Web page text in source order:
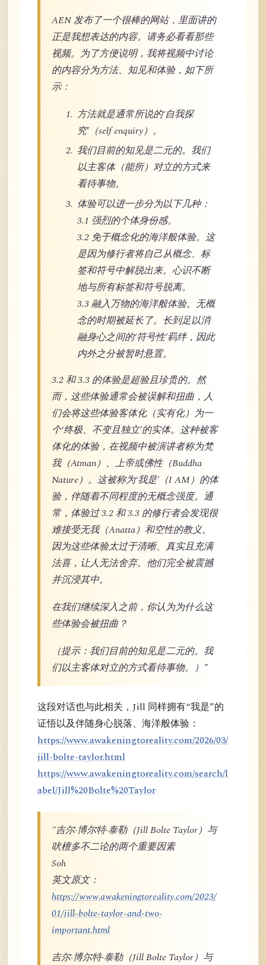
AEN 发布了一个很棒的网站，里面讲的
正是我想表达的内容。请务必看看那些
视频。为了方便说明，我将视频中讨论
的内容分为方法、知见和体验，如下所
示：
方法就是通常所说的‘自我探
究’（self enquiry）。
我们目前的知见是二元的。我们
以主客体（能所）对立的方式来
看待事物。
体验可以进一步分为以下几种：
3.1 强烈的个体身份感。
3.2 免于概念化的海洋般体验。这
是因为修行者将自己从概念、标
签和符号中解脱出来。心识不断
地与所有标签和符号脱离。
3.3 融入万物的海洋般体验。无概
念的时期被延长了。长到足以消
融身心之间的‘符号性’羁绊，因此
内外之分被暂时悬置。
3.2 和 3.3 的体验是超验且珍贵的。然
而，这些体验通常会被误解和扭曲，人
们会将这些体验客体化（实有化）为一
个‘终极、不变且独立’的实体。这种被客
体化的体验，在视频中被演讲者称为梵
我（Atman）、上帝或佛性（Buddha
Nature）。这被称为‘我是’（I AM）的体
验，伴随着不同程度的无概念强度。通
常，体验过 3.2 和 3.3 的修行者会发现很
难接受无我（Anatta）和空性的教义。
因为这些体验太过于清晰、真实且充满
法喜，让人无法舍弃。他们完全被震撼
并沉浸其中。
在我们继续深入之前，你认为为什么这
些体验会被扭曲？
（提示：我们目前的知见是二元的。我
们以主客体对立的方式看待事物。）”
这段对话也与此相关，Jill 同样拥有“我是”的
证悟以及伴随身心脱落、海洋般体验：
https://www.awakeningtoreality.com/2026/03/
jill-bolte-taylor.html
https://www.awakeningtoreality.com/search/l
abel/Jill%20Bolte%20Taylor
"吉尔·博尔特·泰勒（Jill Bolte Taylor）与
吠檀多不二论的两个重要因素
Soh
英文原文：
https://www.awakeningtoreality.com/2023/
01/jill-bolte-taylor-and-two-
important.html
吉尔·博尔特·泰勒（Jill Bolte Taylor）与